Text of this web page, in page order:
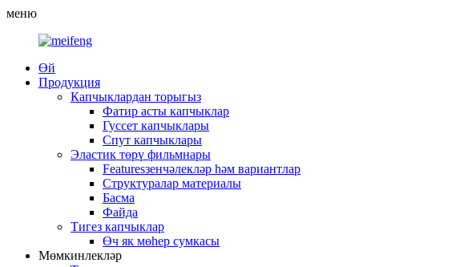
меню
Өй
Продукция
Капчыклардан торыгыз
Фатир асты капчыклар
Гуссет капчыклары
Спут капчыклары
Эластик төрү фильмнары
Featuresзенчәлекләр һәм вариантлар
Структуралар материалы
Басма
Файда
Тигез капчыклар
Өч як мөһер сумкасы
Мөмкинлекләр